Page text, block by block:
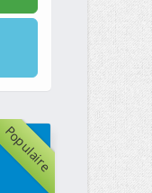
Populaire